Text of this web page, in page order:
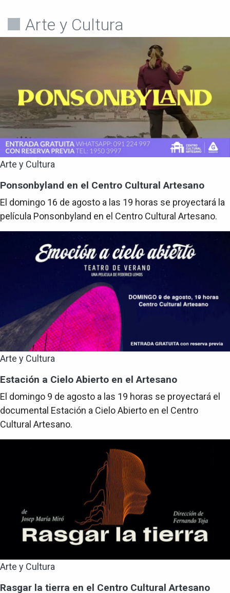
Arte y Cultura
Arte y Cultura
Ponsonbyland en el Centro Cultural Artesano
El domingo 16 de agosto a las 19 horas se proyectará la
película Ponsonbyland en el Centro Cultural Artesano.
Arte y Cultura
Estación a Cielo Abierto en el Artesano
El domingo 9 de agosto a las 19 horas se proyectará el
documental Estación a Cielo Abierto en el Centro
Cultural Artesano.
Arte y Cultura
Rasgar la tierra en el Centro Cultural Artesano